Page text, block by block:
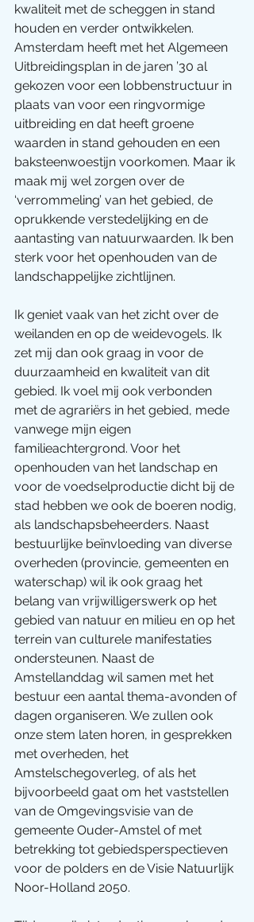
kwaliteit met de scheggen in stand
houden en verder ontwikkelen.
Amsterdam heeft met het Algemeen
Uitbreidingsplan in de jaren ’30 al
gekozen voor een lobbenstructuur in
plaats van voor een ringvormige
uitbreiding en dat heeft groene
waarden in stand gehouden en een
baksteenwoestijn voorkomen. Maar ik
maak mij wel zorgen over de
‘verrommeling’ van het gebied, de
oprukkende verstedelijking en de
aantasting van natuurwaarden. Ik ben
sterk voor het openhouden van de
landschappelijke zichtlijnen.
Ik geniet vaak van het zicht over de
weilanden en op de weidevogels. Ik
zet mij dan ook graag in voor de
duurzaamheid en kwaliteit van dit
gebied. Ik voel mij ook verbonden
met de agrariërs in het gebied, mede
vanwege mijn eigen
familieachtergrond. Voor het
openhouden van het landschap en
voor de voedselproductie dicht bij de
stad hebben we ook de boeren nodig,
als landschapsbeheerders. Naast
bestuurlijke beïnvloeding van diverse
overheden (provincie, gemeenten en
waterschap) wil ik ook graag het
belang van vrijwilligerswerk op het
gebied van natuur en milieu en op het
terrein van culturele manifestaties
ondersteunen. Naast de
Amstellanddag wil samen met het
bestuur een aantal thema-avonden of
dagen organiseren. We zullen ook
onze stem laten horen, in gesprekken
met overheden, het
Amstelschegoverleg, of als het
bijvoorbeeld gaat om het vaststellen
van de Omgevingsvisie van de
gemeente Ouder-Amstel of met
betrekking tot gebiedsperspectieven
voor de polders en de Visie Natuurlijk
Noor-Holland 2050.